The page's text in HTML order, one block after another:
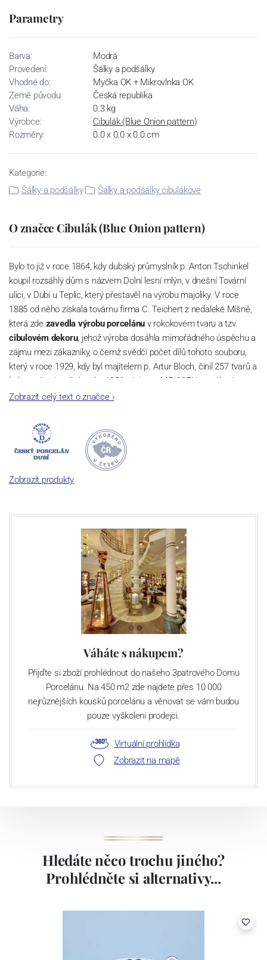
Parametry
Barva:
Modrá
Provedení:
Šálky a podšálky
Vhodné do:
Myčka OK + Mikrovlnka OK
Země původu:
Česká republika
Váha:
0.3 kg
Výrobce:
Cibulák (Blue Onion pattern)
Rozměry:
0.0 x 0.0 x 0.0 cm
Kategorie:
Šálky a podšálky
Šálky a podšálky cibulákové
O značce Cibulák (Blue Onion pattern)
Bylo to již v roce 1864, kdy dubský průmyslník p. Anton Tschinkel
koupil rozsáhlý dům s názvem Dolní lesní mlýn, v dnešní Tovární
ulici, v Dubí u Teplic, který přestavěl na výrobu majoliky. V roce
1885 od něho získala továrnu firma C. Teichert z nedaleké Míšně,
která zde zavedla výrobu porcelánu v rokokovém tvaru a tzv.
cibulovém dekoru, jehož výroba dosáhla mimořádného úspěchu a
zájmu mezi zákazníky, o čemž svědčí počet dílů tohoto souboru,
který v roce 1929, kdy byl majitelem p. Artur Bloch, činil 257 tvarů a
byl označován až do roku 1956 nápisem MEISSEN v oválovém
rámečku.
počet jeho dílů v cibulovém provedení je 850 tvarů. Tyto výrobky
jsou garantovány Asociací sklářského a keramického průmyslu
České republiky jako „Český výrobek
Zobrazit celý text o značce›
Zobrazit produkty
Váháte s nákupem?
Přijďte si zboží prohlédnout do našeho 3patrového Domu
Porcelánu. Na 450 m2 zde najdete přes 10 000
nejrůznějších kousků porcelánu a věnovat se vám budou
pouze vyškolení prodejci.
Virtuální prohlídka
Zobrazit na mapě
Hledáte něco trochu jiného?
Prohlédněte si alternativy...